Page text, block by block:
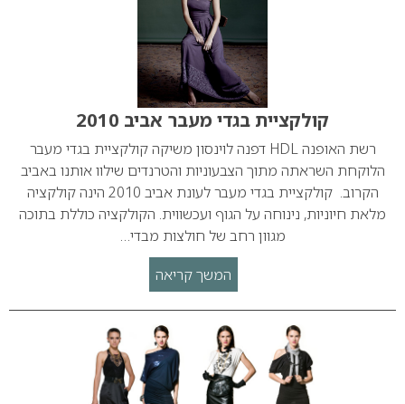
קולקציית בגדי מעבר אביב 2010
רשת האופנה HDL דפנה לוינסון משיקה קולקציית בגדי מעבר
הלוקחת השראתה מתוך הצבעוניות והטרנדים שילוו אותנו באביב
הקרוב. קולקציית בגדי מעבר לעונת אביב 2010 הינה קולקציה
מלאת חיוניות, נינוחה על הגוף ועכשווית. הקולקציה כוללת בתוכה
מגוון רחב של חולצות מבדי…
המשך קריאה